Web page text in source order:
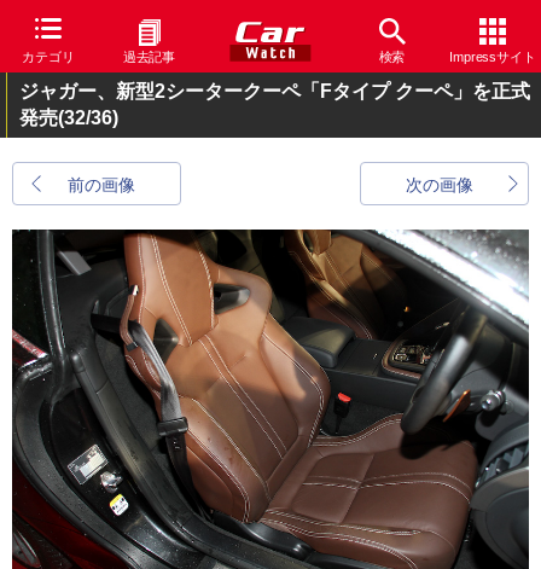
カテゴリ 過去記事 検索 Impressサイト
ジャガー、新型2シータークーペ「Fタイプ クーペ」を正式
発売(32/36)
前の画像 次の画像